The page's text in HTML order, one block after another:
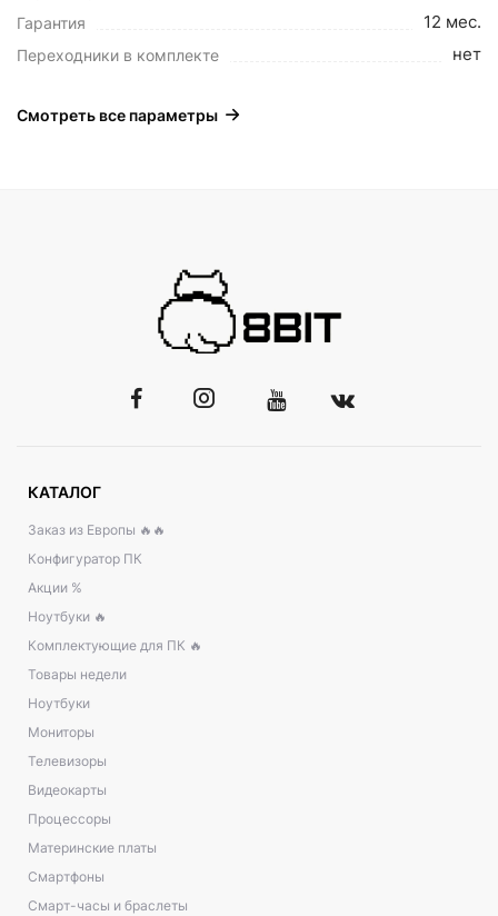
Гарантия 12 мес.
Переходники в комплекте нет
Смотреть все параметры
КАТАЛОГ
Заказ из Европы 🔥🔥
Конфигуратор ПК
Акции %
Ноутбуки 🔥
Комплектующие для ПК 🔥
Товары недели
Ноутбуки
Мониторы
Телевизоры
Видеокарты
Процессоры
Материнские платы
Смартфоны
Смарт-часы и браслеты